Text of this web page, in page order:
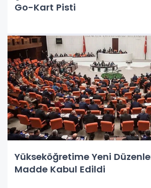
Go-Kart Pisti
Yükseköğretime Yeni
Madde Kabul Edildi